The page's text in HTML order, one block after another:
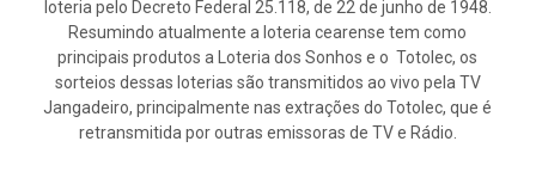
loteria pelo Decreto Federal 25.118, de 22 de junho de 1948.
Resumindo atualmente a loteria cearense tem como
principais produtos a Loteria dos Sonhos e o Totolec, os
sorteios dessas loterias são transmitidos ao vivo pela TV
Jangadeiro, principalmente nas extrações do Totolec, que é
retransmitida por outras emissoras de TV e Rádio.